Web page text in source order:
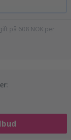
på 608 NOK per